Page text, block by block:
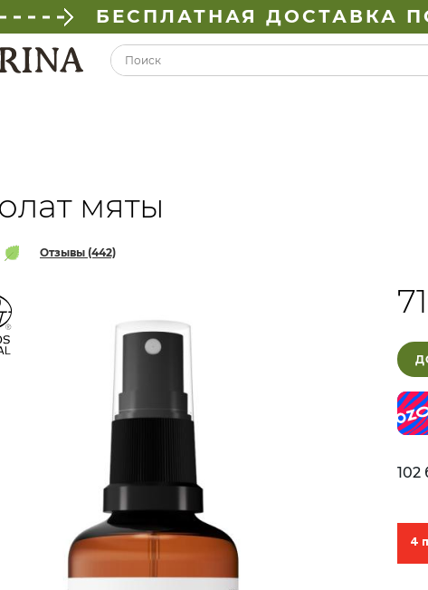
БЕСПЛАТНАЯ ДОСТАВКА
мяты
Отзывы (442)
102
4